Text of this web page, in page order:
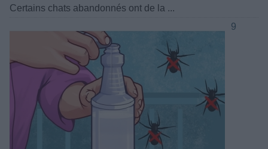
Certains chats abandonnés ont de la ...
9